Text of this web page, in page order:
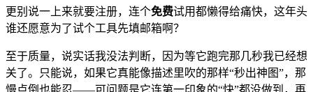
更别说一上来就要注册，连个免费试用都懒得给痛快，这年头
谁还愿意为了试个工具先填邮箱啊？
至于质量，说实话我没法判断，因为等它跑完那几秒我已经想
关了。只能说，如果它真能像描述里吹的那样“秒出神图”，那
慢点倒也能忍——可问题是它连第一印象的“快”都没做到，再